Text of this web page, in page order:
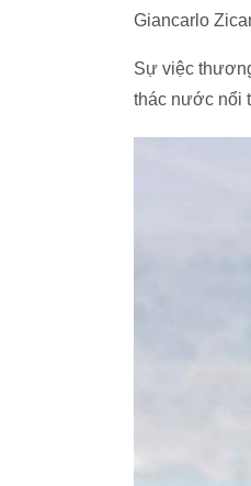
Giancarlo
Sự việc
thác nước nổi